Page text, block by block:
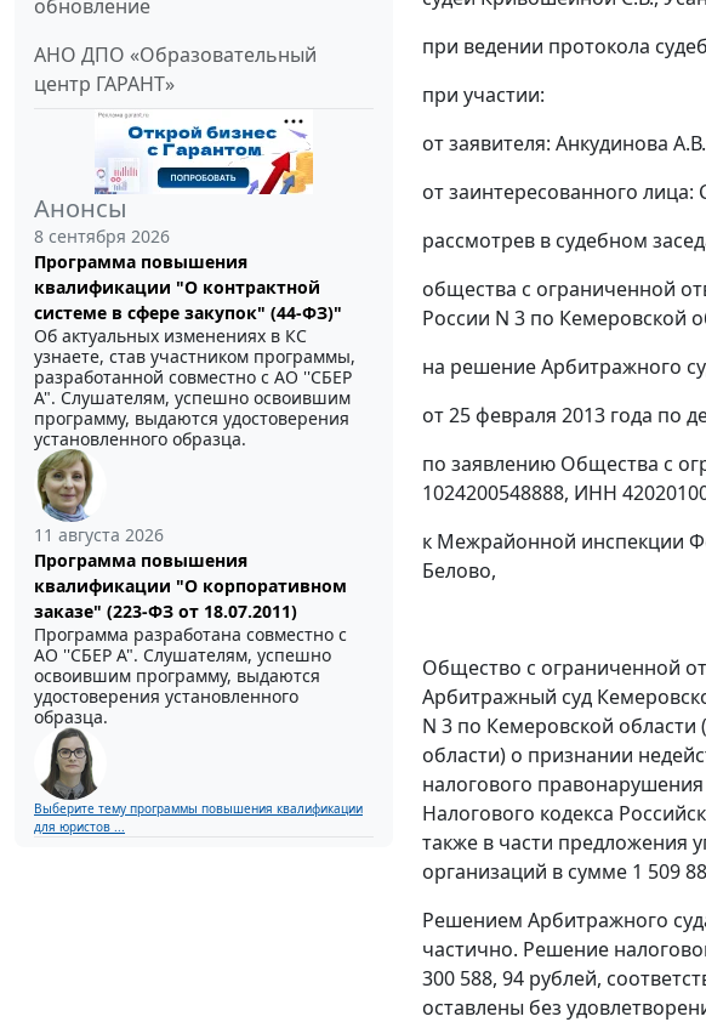
обновление
АНО ДПО «Образовательный
центр ГАРАНТ»
Анонсы
8 сентября 2026
Программа повышения
квалификации "О контрактной
системе в сфере закупок" (44-ФЗ)"
Об актуальных изменениях в КС
узнаете, став участником программы,
разработанной совместно с АО ''СБЕР
А". Слушателям, успешно освоившим
программу, выдаются удостоверения
установленного образца.
11 августа 2026
Программа повышения
квалификации "О корпоративном
заказе" (223-ФЗ от 18.07.2011)
Программа разработана совместно с
АО ''СБЕР А". Слушателям, успешно
освоившим программу, выдаются
удостоверения установленного
образца.
Выберите тему программы повышения квалификации
для юристов ...
при ведении протокола
при участии:
от заявителя: Анкудинова
от заинтересованного
рассмотрев в судебном
общества с ограниченной
России N 3 по Кемеровской
на решение Арбитражного
от 25 февраля 2013 года по
по заявлению Общества с
1024200548888, ИНН
к Межрайонной инспекции
Белово,
Общество с ограниченной
Арбитражный суд
N 3 по Кемеровской
области) о признании
налогового
Налогового кодекса
также в части предложения
организаций в сумме 1 509
Решением Арбитражного
частично. Решение
300 588, 94 рублей,
оставлены без